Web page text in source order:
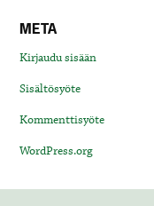
META
Kirjaudu sisään
Sisältösyöte
Kommenttisyöte
WordPress.org